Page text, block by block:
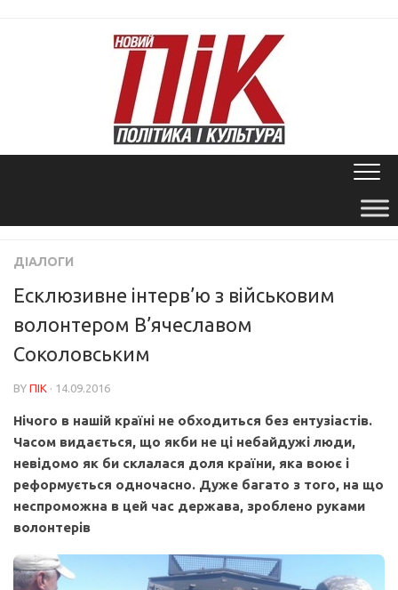
ДІАЛОГИ
Есклюзивне інтерв’ю з військовим
волонтером В’ячеславом
Соколовським
BY ПІК · 14.09.2016
Нічого в нашій країні не обходиться без ентузіастів.
Часом видається, що якби не ці небайдужі люди,
невідомо як би склалася доля країни, яка воює і
реформується одночасно. Дуже багато з того, на що
неспроможна в цей час держава, зроблено руками
волонтерів